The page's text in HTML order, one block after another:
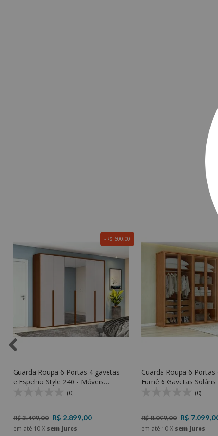
R$ 600,00
Guarda Roupa 6 Portas 4 gavetas
e Espelho Style 240 - Móveis
(0)
R$ 3.499,00 R$ 2.899,00
em até 10X sem juros
Guarda Roupa 6 Portas
Fumê 6 Gavetas Soláris - Móveis
(0)
R$ 8.099,00 R$
em até 10X sem juros